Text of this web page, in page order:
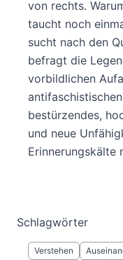
von rechts.
taucht noch
sucht nach den
befragt die
vorbildlichen
bestürzendes,
und neue
Erinnerungskälte
Schlagwörter
Verstehen